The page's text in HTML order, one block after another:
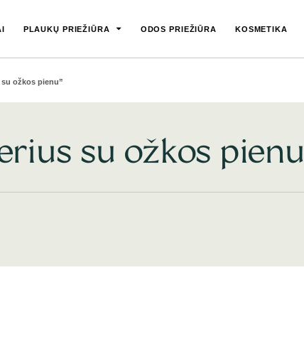
PLAUKŲ PRIEŽIŪRA ODOS PRIEŽIŪRA KOSMETIKA
ožkos pienu”
su ožkos pienu